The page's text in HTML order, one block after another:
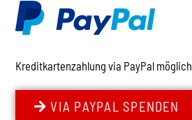
Kreditkartenzahlung via PayPal möglich
VIA PAYPAL SPENDEN